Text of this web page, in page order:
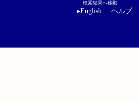
検索結果へ移動
▸English ヘルプ